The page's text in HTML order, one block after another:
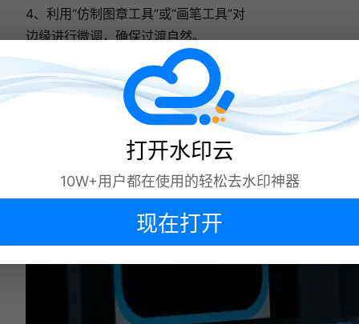
4、利用“仿制图章工具”或“画笔工具”对
边缘进行微调，确保过渡自然。
打开水印云
10W+用户都在使用的轻松去水印神器
现在打开